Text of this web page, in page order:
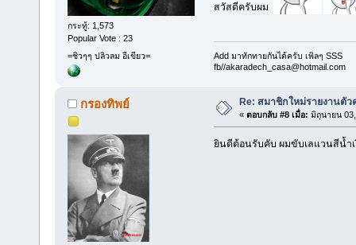
กระทู้: 1,573
Popular Vote : 23
=ชิวๆๆ ปลิวลม อีเขียว=
สวัสดีครับผม
Add มาทักทายกันได้ครับ เพิลๆ SSS
fb//akaradech_casa@hotmail.com
กรองทิพย์ Re: สมาชิกใหม่รายงานตัว
« ตอบกลับ #8 เมื่อ: มิถุนายน
ยินดีต้อนรับคับ ผมขับเลแวนสีน้ำ